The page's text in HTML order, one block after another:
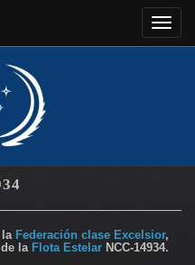
la Federación clase Excelsior,
la Flota Estelar NCC-14934.